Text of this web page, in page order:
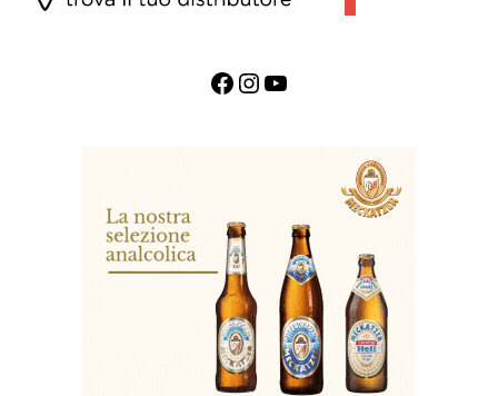
Facebook InstagramYouTube